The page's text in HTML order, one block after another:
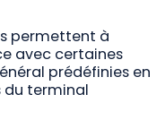
permettent à
avec certaines
prédéfinies en
du terminal